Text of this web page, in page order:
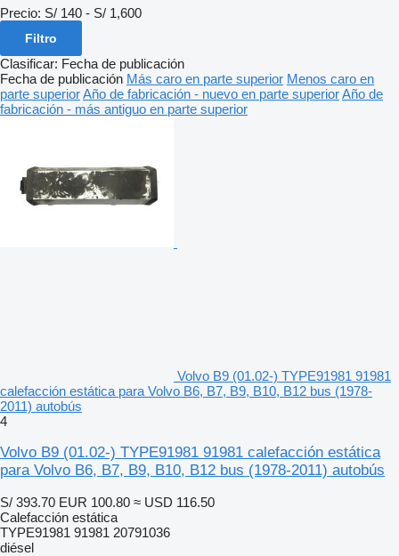
Precio: S/ 140 - S/ 1,600
Filtro
Clasificar: Fecha de publicación
Fecha de publicación Más caro en parte superior Menos caro en
parte superiorAño de fabricación - nuevo en parte superiorAño de
fabricación - más antiguo en parte superior
Volvo B9 (01.02-) TYPE91981 91981
calefacción estática para Volvo B6, B7, B9, B10, B12 bus (1978-
2011) autobús
4
Volvo B9 (01.02-) TYPE91981 91981 calefacción estática
para Volvo B6, B7, B9, B10, B12 bus (1978-2011) autobús
S/ 393.70 EUR 100.80 ≈ USD 116.50
Calefacción estática
TYPE91981 91981 20791036
diésel